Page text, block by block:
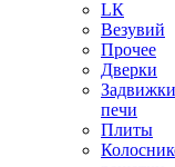
LК
Везувий
Прочее
Дверки
печи
Плиты